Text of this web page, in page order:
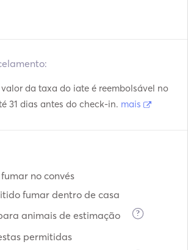
da taxa do iate é reembolsável no
31 dias antes do check-in. mais
no convés
fumar dentro de casa
animais de estimação
?
permitidas